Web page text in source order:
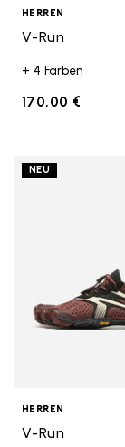
HERREN
V-Run
+ 4 Farben
170,00 €
NEU
HERREN
V-Run